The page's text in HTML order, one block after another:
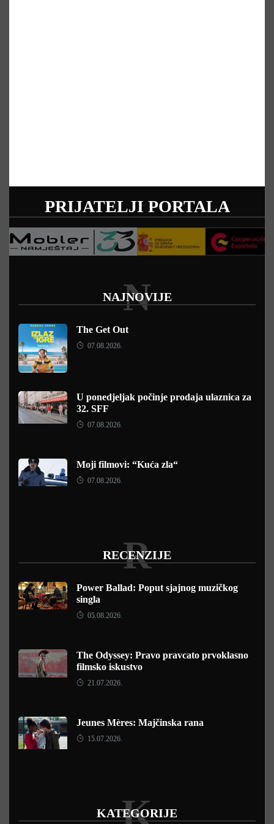
PRIJATELJI PORTALA
NAJNOVIJE
N
The Get Out
07.08.2026.
U ponedjeljak počinje prodaja ulaznica za
32. SFF
07.08.2026.
Moji filmovi: “Kuća zla“
07.08.2026.
RECENZIJE
R
Power Ballad: Poput sjajnog muzičkog
singla
05.08.2026.
The Odyssey: Pravo pravcato prvoklasno
filmsko iskustvo
21.07.2026.
Jeunes Mères: Majčinska rana
15.07.2026.
KATEGORIJE
K